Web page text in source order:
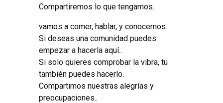
Compartiremos lo que tengamos.
vamos a comer, hablar, y conocernos.
Si deseas una comunidad puedes
empezar a hacerla aquí..
Si solo quieres comprobar la vibra, tu
también puedes hacerlo.
Compartimos nuestras alegrías y
preocupaciones..